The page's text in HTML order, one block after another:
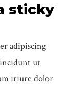
sticky
adipiscing
ut
iriure dolor